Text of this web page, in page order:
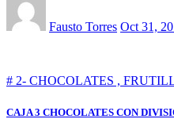
Fausto Torres Oct 31,
# 2- CHOCOLATES ,
CAJA 3 CHOCOLATES CON